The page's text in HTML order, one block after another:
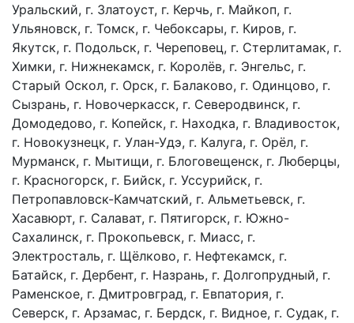
Уральский, г. Златоуст, г. Керчь, г. Майкоп, г.
Ульяновск, г. Томск, г. Чебоксары, г. Киров, г.
Якутск, г. Подольск, г. Череповец, г. Стерлитамак, г.
Химки, г. Нижнекамск, г. Королёв, г. Энгельс, г.
Старый Оскол, г. Орск, г. Балаково, г. Одинцово, г.
Сызрань, г. Новочеркасск, г. Северодвинск, г.
Домодедово, г. Копейск, г. Находка, г. Владивосток,
г. Новокузнецк, г. Улан-Удэ, г. Калуга, г. Орёл, г.
Мурманск, г. Мытищи, г. Блоговещенск, г. Люберцы,
г. Красногорск, г. Бийск, г. Уссурийск, г.
Петропавловск-Камчатский, г. Альметьевск, г.
Хасавюрт, г. Салават, г. Пятигорск, г. Южно-
Сахалинск, г. Прокопьевск, г. Миасс, г.
Электросталь, г. Щёлково, г. Нефтекамск, г.
Батайск, г. Дербент, г. Назрань, г. Долгопрудный, г.
Раменское, г. Дмитровград, г. Евпатория, г.
Северск, г. Арзамас, г. Бердск, г. Видное, г. Судак, г.